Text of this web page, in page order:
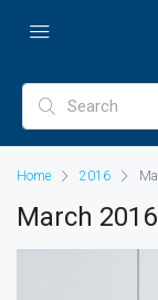
Home 2016
March 2016